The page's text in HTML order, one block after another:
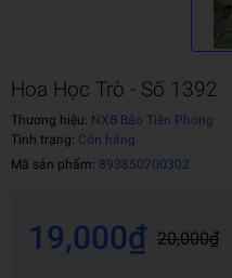
Hoa Học Trò - Số 1392
Thương hiệu: NXB Báo Tiền Phong
Tình trạng: Còn hàng
Mã sản phẩm: 893850700302
19,000₫ 20,000₫